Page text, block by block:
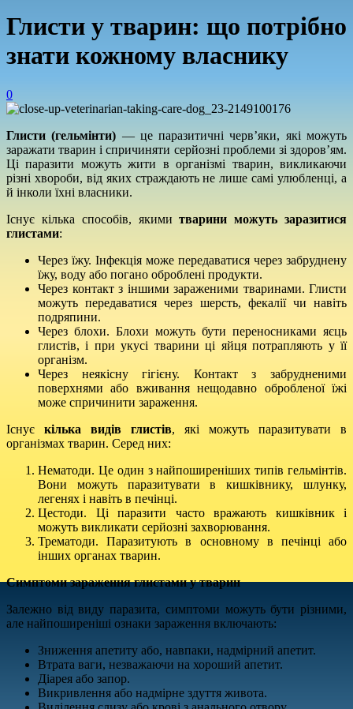
Глисти у тварин: що потрібно
знати кожному власнику
0
Глисти (гельмінти) — це паразитичні черв’яки, які можуть
заражати тварин і спричиняти серйозні проблеми зі здоров’ям.
Ці паразити можуть жити в організмі тварин, викликаючи
різні хвороби, від яких страждають не лише самі улюбленці, а
й інколи їхні власники.
Існує кілька способів, якимитварини можуть заразитися
глистами:
Через їжу. Інфекція може передаватися через забруднену
їжу, воду або погано оброблені продукти.
Через контакт з іншими зараженими тваринами. Глисти
можуть передаватися через шерсть, фекалії чи навіть
подряпини.
Через блохи. Блохи можуть бути переносниками яєць
глистів, і при укусі тварини ці яйця потрапляють у її
організм.
Через неякісну гігієну. Контакт з забрудненими
поверхнями або вживання нещодавно обробленої їжі
може спричинити зараження.
Існує кілька видів глистів, які можуть паразитувати в
організмах тварин. Серед них:
Нематоди. Це один з найпоширеніших типів гельмінтів.
Вони можуть паразитувати в кишківнику, шлунку,
легенях і навіть в печінці.
Цестоди. Ці паразити часто вражають кишківник і
можуть викликати серйозні захворювання.
Трематоди. Паразитують в основному в печінці або
інших органах тварин.
Симптоми зараження глистами у тварин
Залежно від виду паразита, симптоми можуть бути різними,
але найпоширеніші ознаки зараження включають:
Зниження апетиту або, навпаки, надмірний апетит.
Втрата ваги, незважаючи на хороший апетит.
Діарея або запор.
Викривлення або надмірне здуття живота.